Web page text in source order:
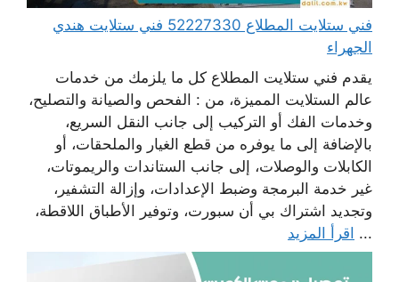
فني ستلايت المطلاع 52227330 فني ستلايت هندي
الجهراء
يقدم فني ستلايت المطلاع كل ما يلزمك من خدمات
عالم الستلايت المميزة، من : الفحص والصيانة والتصليح،
وخدمات الفك أو التركيب إلى جانب النقل السريع،
بالإضافة إلى ما يوفره من قطع الغيار والملحقات، أو
الكابلات والوصلات، إلى جانب الستاندات والريموتات،
غير خدمة البرمجة وضبط الإعدادات، وإزالة التشفير،
وتجديد اشتراك بي أن سبورت، وتوفير الأطباق اللاقطة،
... اقرأ المزيد